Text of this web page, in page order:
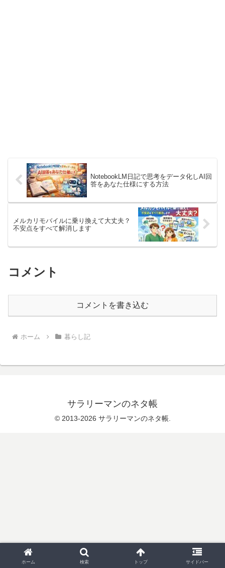
NotebookLM日記で思考をデータ化しAI回
答をあなた仕様にする方法
メルカリモバイルに乗り換えて大丈夫？
不安点をすべて解消します
コメント
コメントを書き込む
ホーム 暮らし記
サラリーマンのネタ帳
© 2013-2026 サラリーマンのネタ帳.
ホーム 検索 トップ サイドバー